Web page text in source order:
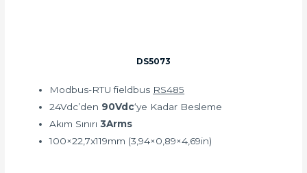
DS5073
Modbus-RTU fieldbus RS485
24Vdc’den 90Vdc‘ye Kadar Besleme
Akım Sınırı3Arms
100×22,7x119mm (3,94×0,89×4,69in)